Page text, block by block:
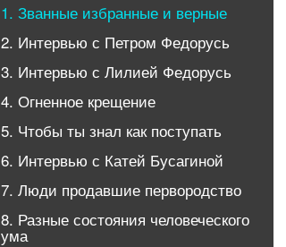
1. Званные избранные и верные
2. Интервью с Петром Федорусь
3. Интервью с Лилией Федорусь
4. Огненное крещение
5. Чтобы ты знал как поступать
6. Интервью с Катей Бусагиной
7. Люди продавшие первородство
8. Разные состояния человеческого
ума